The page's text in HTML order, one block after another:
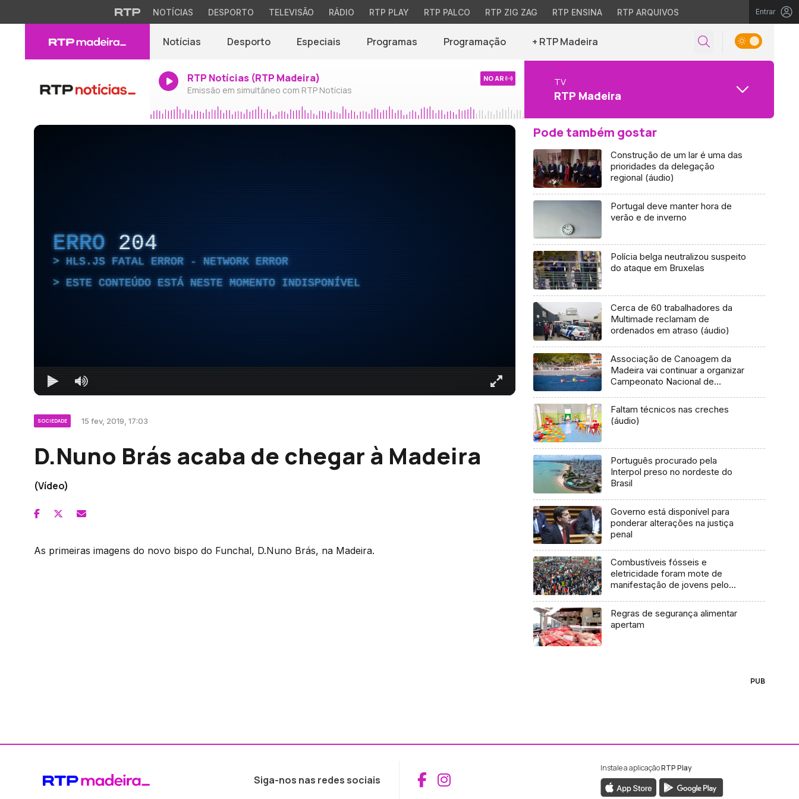
NOTÍCIAS DESPORTO TELEVISÃO RÁDIO RTP PLAY RTP PALCO RTP ZIG ZAG RTP ENSINA RTP ARQUIVOS Entrar
Notícias Desporto Especiais Programas Programação + RTP Madeira
RTP Notícias (RTP Madeira)
Emissão em simultâneo com RTP Notícias
NO AR TV
RTP Madeira
ERRO 204
HLS.JS FATAL ERROR - NETWORK ERROR
ESTE CONTEÚDO ESTÁ NESTE MOMENTO INDISPONÍVEL
SOCIEDADE 15 fev, 2019, 17:03
D.Nuno Brás acaba de chegar à Madeira
(Vídeo)
As primeiras imagens do novo bispo do Funchal, D.Nuno Brás, na Madeira.
Pode também gostar
Construção de um lar é uma das
prioridades da delegação
regional (áudio)
Portugal deve manter hora de
verão e de inverno
Polícia belga neutralizou suspeito
do ataque em Bruxelas
Cerca de 60 trabalhadores da
Multimade reclamam de
ordenados em atraso (áudio)
Associação de Canoagem da
Madeira vai continuar a organizar
Campeonato Nacional de
Faltam técnicos nas creches
(áudio)
Português procurado pela
Interpol preso no nordeste do
Brasil
Governo está disponível para
ponderar alterações na justiça
penal
Combustíveis fósseis e
eletricidade foram mote de
manifestação de jovens pelo
Regras de segurança alimentar
apertam
PUB
Siga-nos nas redes sociais Aceder ao Facebook da RTP Madeira
Aceder ao Instagram da RTP Madeira
Instale a aplicaçãoRTP Play